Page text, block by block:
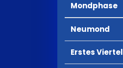
Mondphase
Neumond
Erstes Viertel